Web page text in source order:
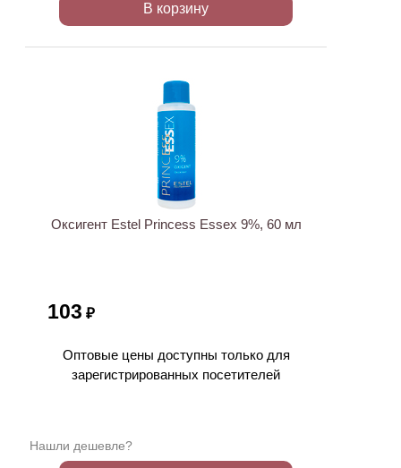
В корзину
Оксигент Estel Princess Essex 9%, 60 мл
103 ₽
Оптовые цены доступны только для
зарегистрированных посетителей
Нашли дешевле?